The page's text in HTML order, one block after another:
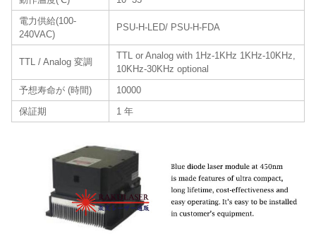
電力供給(100-
240VAC)
PSU-H-LED/ PSU-H-FDA
TTL / Analog 変調
TTL or Analog with 1Hz-1KHz 1KHz-10KHz,
10KHz-30KHz optional
予想寿命が (時間)
10000
保証期
1 年